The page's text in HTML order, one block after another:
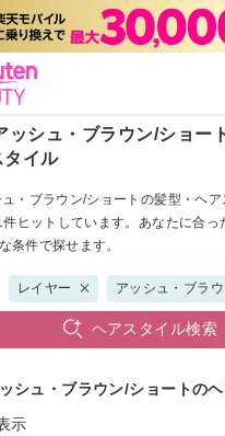
ッシュ・ブラウン/ショー
タイル
・ブラウン/ショートの髪型・ヘ
ヒットしています。あなたに合っ
条件で探せます。
レイヤー アッシュ・ブラウ
ヘアスタイル検索
シュ・ブラウン/ショートの
示